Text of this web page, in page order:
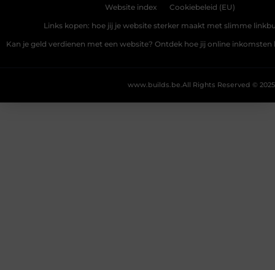
Website index Cookiebeleid (EU)
Links kopen: hoe jij je website sterker maakt met slimme
Kan je geld verdienen met een website? Ontdek hoe jij online
All Rights Reserved © 2025
www.builds.be.